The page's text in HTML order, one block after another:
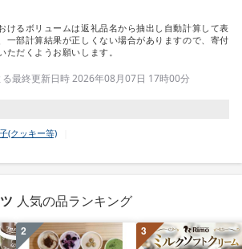
けるボリュームは返礼品名から抽出し自動計算して表
一部計算結果が正しくない場合がありますので、寄付
だくようお願いします。
最終更新日時 2026年08月07日 17時00分
(クッキー等)
人気の品ランキング
2 3